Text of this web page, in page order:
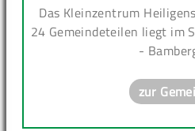
Das Kleinzentrum
24 Gemeindeteilen liegt im
-
zur